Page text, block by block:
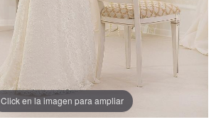
Click en la imagen para ampliar